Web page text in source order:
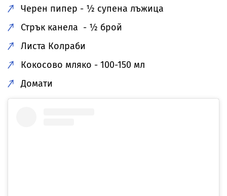
Черен пипер - ½ супена лъжица
Стрък канела - ½ брой
Листа Колраби
Кокосово мляко - 100-150 мл
Домати